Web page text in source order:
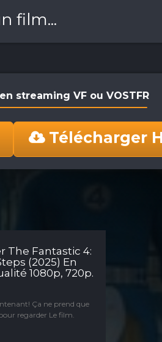
streaming VF ou VOSTFR
Télécharger
The Fantastic 4:
(2025) En
1080p, 720p.
Ça ne prend que
regarder Le film.